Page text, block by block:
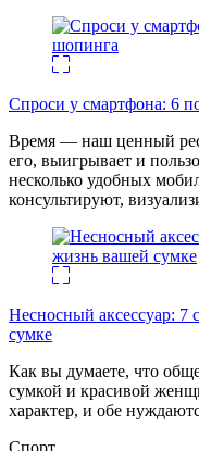
Спроси у смартфона: 6
Время — наш ценный
его, выигрывает и
несколько удобных
консультируют,
Несносный аксессуар: 7
сумке
Как вы думаете, что
сумкой и красивой
характер, и обе